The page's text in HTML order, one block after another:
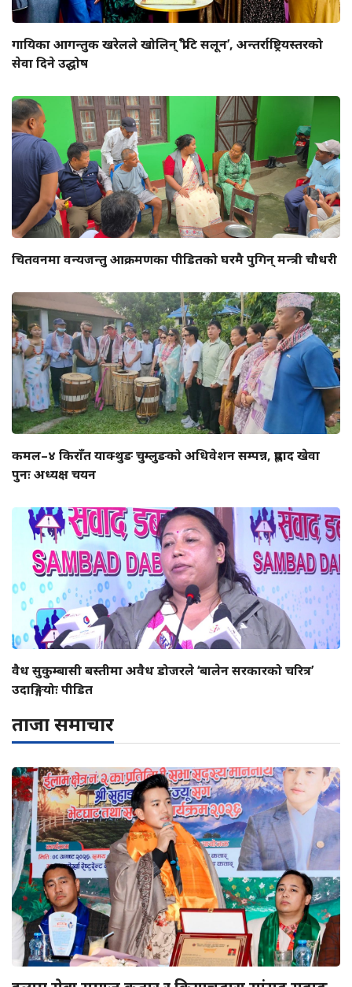
गायिका आगन्तुक खरेलले खोलिन् ‘प्रीटि सलून’, अन्तर्राष्ट्रियस्तरको
सेवा दिने उद्घोष
चितवनमा वन्यजन्तु आक्रमणका पीडितको घरमै पुगिन् मन्त्री चौधरी
कमल–४ किराँत याक्थुङ चुम्लुङको अधिवेशन सम्पन्न, प्रह्लाद खेवा
पुनः अध्यक्ष चयन
वैध सुकुम्बासी बस्तीमा अवैध डोजरले ‘बालेन सरकारको चरित्र’
उदाङ्गियोः पीडित
ताजा समाचार